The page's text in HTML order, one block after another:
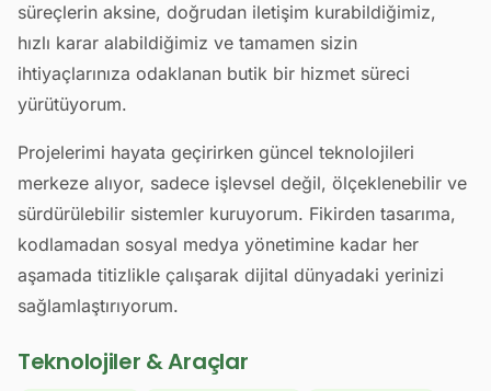
süreçlerin aksine, doğrudan iletişim kurabildiğimiz,
hızlı karar alabildiğimiz ve tamamen sizin
ihtiyaçlarınıza odaklanan butik bir hizmet süreci
yürütüyorum.
Projelerimi hayata geçirirken güncel teknolojileri
merkeze alıyor, sadece işlevsel değil, ölçeklenebilir ve
sürdürülebilir sistemler kuruyorum. Fikirden tasarıma,
kodlamadan sosyal medya yönetimine kadar her
aşamada titizlikle çalışarak dijital dünyadaki yerinizi
sağlamlaştırıyorum.
Teknolojiler & Araçlar